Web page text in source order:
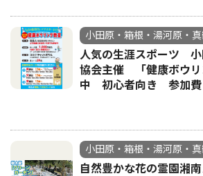
小田原・箱根・湯河原・
人気の生涯スポーツ 小
協会主催 「健康ボウリ
中 初心者向き 参加費
小田原・箱根・湯河原・
自然豊かな花の霊園湘